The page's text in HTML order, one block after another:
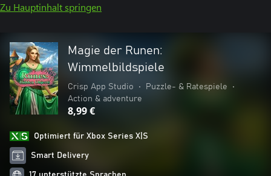
Zu Hauptinhalt springen
Magie der Runen:
Wimmelbildspiele
Crisp App Studio • Puzzle- & Ratespiele
•
Action & adventure
8,99 €
Optimiert für Xbox Series X|S
Smart Delivery